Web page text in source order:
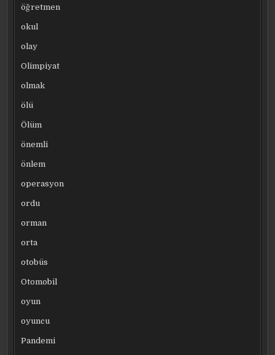
öğretmen
okul
olay
Olimpiyat
olmak
ölü
Ölüm
önemli
önlem
operasyon
ordu
orman
orta
otobüs
Otomobil
oyun
oyuncu
Pandemi